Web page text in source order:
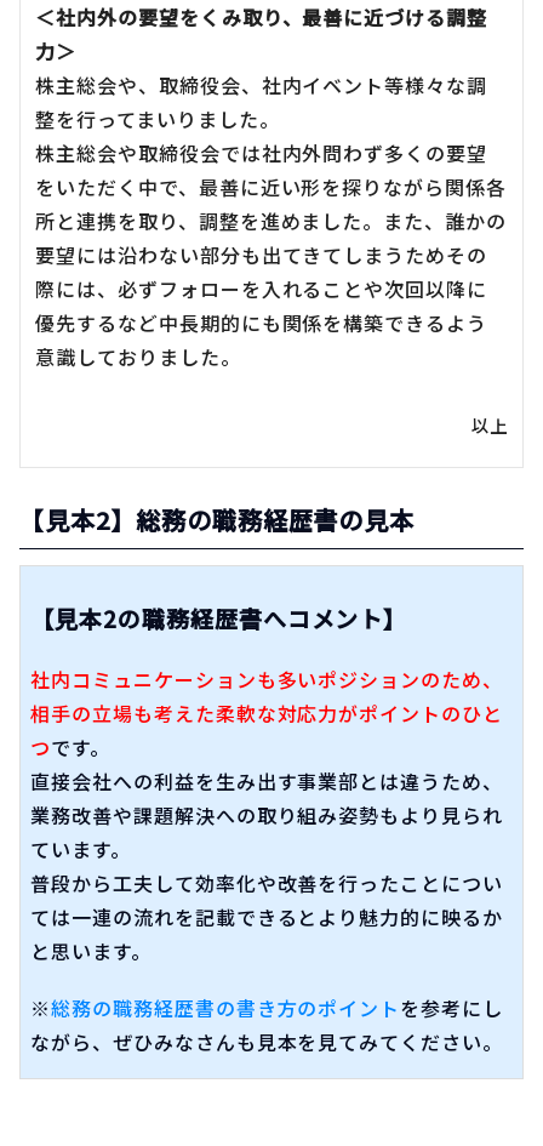
＜社内外の要望をくみ取り、最善に近づける調整
力＞
株主総会や、取締役会、社内イベント等様々な調
整を行ってまいりました。
株主総会や取締役会では社内外問わず多くの要望
をいただく中で、最善に近い形を探りながら関係各
所と連携を取り、調整を進めました。また、誰かの
要望には沿わない部分も出てきてしまうためその
際には、必ずフォローを入れることや次回以降に
優先するなど中長期的にも関係を構築できるよう
意識しておりました。
以上
【見本2】総務の職務経歴書の見本
【見本2の職務経歴書へコメント】
社内コミュニケーションも多いポジションのため、
相手の立場も考えた柔軟な対応力がポイントのひと
つです。
直接会社への利益を生み出す事業部とは違うため、
業務改善や課題解決への取り組み姿勢もより見られ
ています。
普段から工夫して効率化や改善を行ったことについ
ては一連の流れを記載できるとより魅力的に映るか
と思います。
※総務の職務経歴書の書き方のポイントを参考にし
ながら、ぜひみなさんも見本を見てみてください。